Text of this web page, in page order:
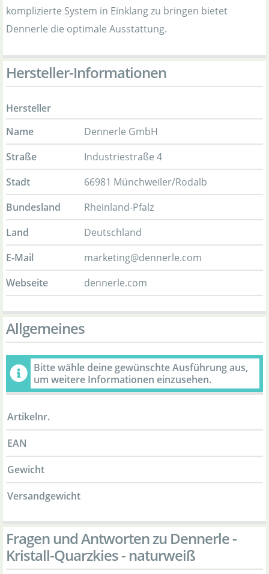
komplizierte System in Einklang zu bringen bietet
Dennerle die optimale Ausstattung.
Hersteller-Informationen
Hersteller
Name
Dennerle GmbH
Straße
Industriestraße 4
Stadt
66981 Münchweiler/Rodalb
Bundesland
Rheinland-Pfalz
Land
Deutschland
E-Mail
marketing@dennerle.com
Webseite
dennerle.com
Allgemeines
Bitte wähle deine gewünschte Ausführung aus,
um weitere Informationen einzusehen.
Artikelnr.
EAN
Gewicht
Versandgewicht
Fragen und Antworten zu Dennerle -
Kristall-Quarzkies - naturweiß